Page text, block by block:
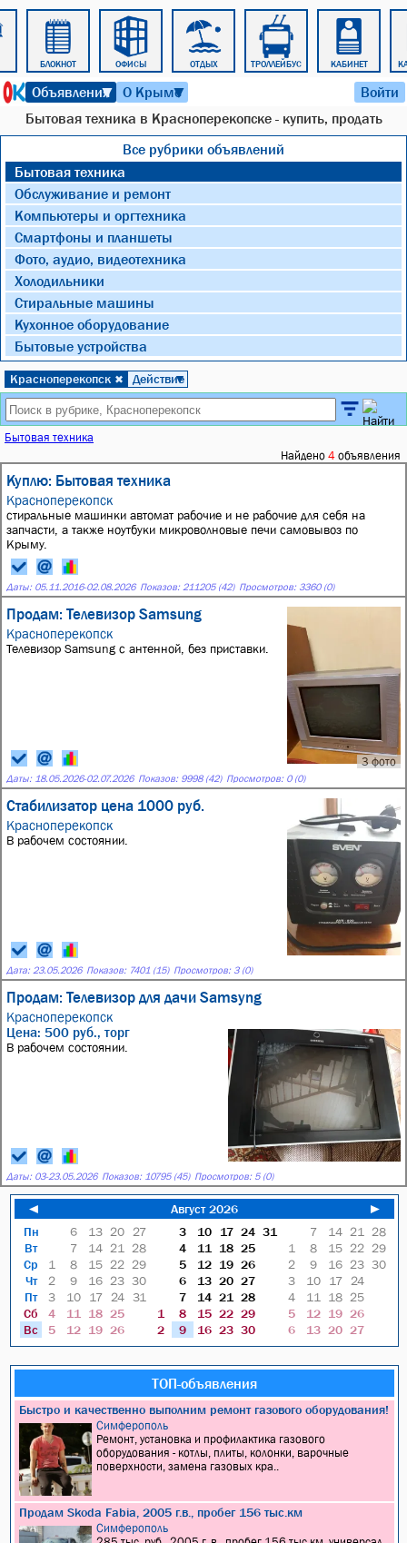
БЛОКНОТ ОФИСЫ ОТДЫХ ТРОЛЛЕЙБУС КАБИНЕТ
Объявления
▼ О Крыме
▼ Войти
Бытовая техника в Красноперекопске - купить, продать
Все рубрики объявлений
Бытовая техника
Обслуживание и ремонт
Компьютеры и оргтехника
Смартфоны и планшеты
Фото, аудио, видеотехника
Холодильники
Стиральные машины
Кухонное оборудование
Бытовые устройства
Красноперекопск ✖ Действие
▼
Бытовая техника
Найдено 4 объявления
Куплю: Бытовая техника
Красноперекопск
стиральные машинки автомат рабочие и не рабочие для себя на
запчасти, а также ноутбуки микроволновые печи самовывоз по
Крыму.
Даты: 05.11.2016-02.08.2026 Показов: 211205 (42) Просмотров: 3360 (0)
Продам: Телевизор Samsung
Красноперекопск
3 фото
Телевизор Samsung с антенной, без приставки.
Даты: 18.05.2026-02.07.2026 Показов: 9998 (42) Просмотров: 0 (0)
Стабилизатор цена 1000 руб.
Красноперекопск
В рабочем состоянии.
Дата: 23.05.2026 Показов: 7401 (15) Просмотров: 3 (0)
Продам: Телевизор для дачи Samsyng
Красноперекопск
Цена: 500 руб., торг
В рабочем состоянии.
Даты: 03-23.05.2026 Показов: 10795 (45) Просмотров: 5 (0)
◄ Август 2026
►
Пн
Вт
Ср
Чт
Пт
Сб
Вс
6 13 20
27
7
14 21
28
1
8 15 22 29
2
9 16 23 30
3
10 17 24 31
4
11 18 25
5
12 19 26
3 10 17 24 31
4
11 18 25
5
12 19 26
6
13 20 27
7
14 21
28
1
8 15 22 29
2
9 16 23 30
7 14 21
28
1
8 15 22 29
2
9 16 23 30
3
10 17
24
4
11 18 25
5
12 19 26
6
13 20 27
ТОП-объявления
Быстро и качественно выполним ремонт газового оборудования!
Симферополь
Ремонт, установка и профилактика газового
оборудования - котлы, плиты, колонки, варочные
поверхности, замена газовых кра..
Продам Skoda Fabia, 2005 г.в., пробег 156 тыс.км
Симферополь